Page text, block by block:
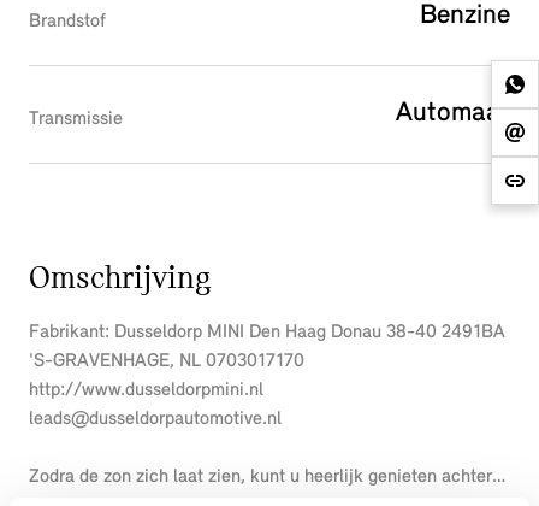
Benzine
Brandstof
Automaat
Transmissie
Omschrijving
Fabrikant: Dusseldorp MINI Den Haag Donau 38-40 2491BA
'S-GRAVENHAGE, NL 0703017170
http://www.dusseldorpmini.nl
leads@dusseldorpautomotive.nl
Zodra de zon zich laat zien, kunt u heerlijk genieten achter